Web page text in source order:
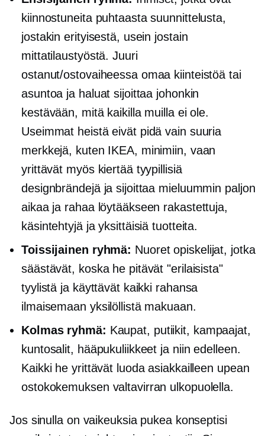
kiinnostuneita puhtaasta suunnittelusta,
jostakin erityisestä, usein jostain
mittatilaustyöstä. Juuri
ostanut/ostovaiheessa omaa kiinteistöä tai
asuntoa ja haluat sijoittaa johonkin
kestävään, mitä kaikilla muilla ei ole.
Useimmat heistä eivät pidä vain suuria
merkkejä, kuten IKEA, minimiin, vaan
yrittävät myös kiertää tyypillisiä
designbrändejä ja sijoittaa mieluummin paljon
aikaa ja rahaa löytääkseen rakastettuja,
käsintehtyjä ja yksittäisiä tuotteita.
Toissijainen ryhmä: Nuoret opiskelijat, jotka
säästävät, koska he pitävät "erilaisista"
tyylistä ja käyttävät kaikki rahansa
ilmaisemaan yksilöllistä makuaan.
Kolmas ryhmä: Kaupat, putiikit, kampaajat,
kuntosalit, hääpukuliikkeet ja niin edelleen.
Kaikki he yrittävät luoda asiakkailleen upean
ostokokemuksen valtavirran ulkopuolella.
Jos sinulla on vaikeuksia pukea konseptisi